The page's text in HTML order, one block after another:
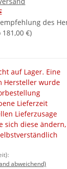
des
181,00 €)
auf Lager. Eine
Hersteller wurde
Lieferzeit
Lieferzusage
sich diese ändern,
abweichend)